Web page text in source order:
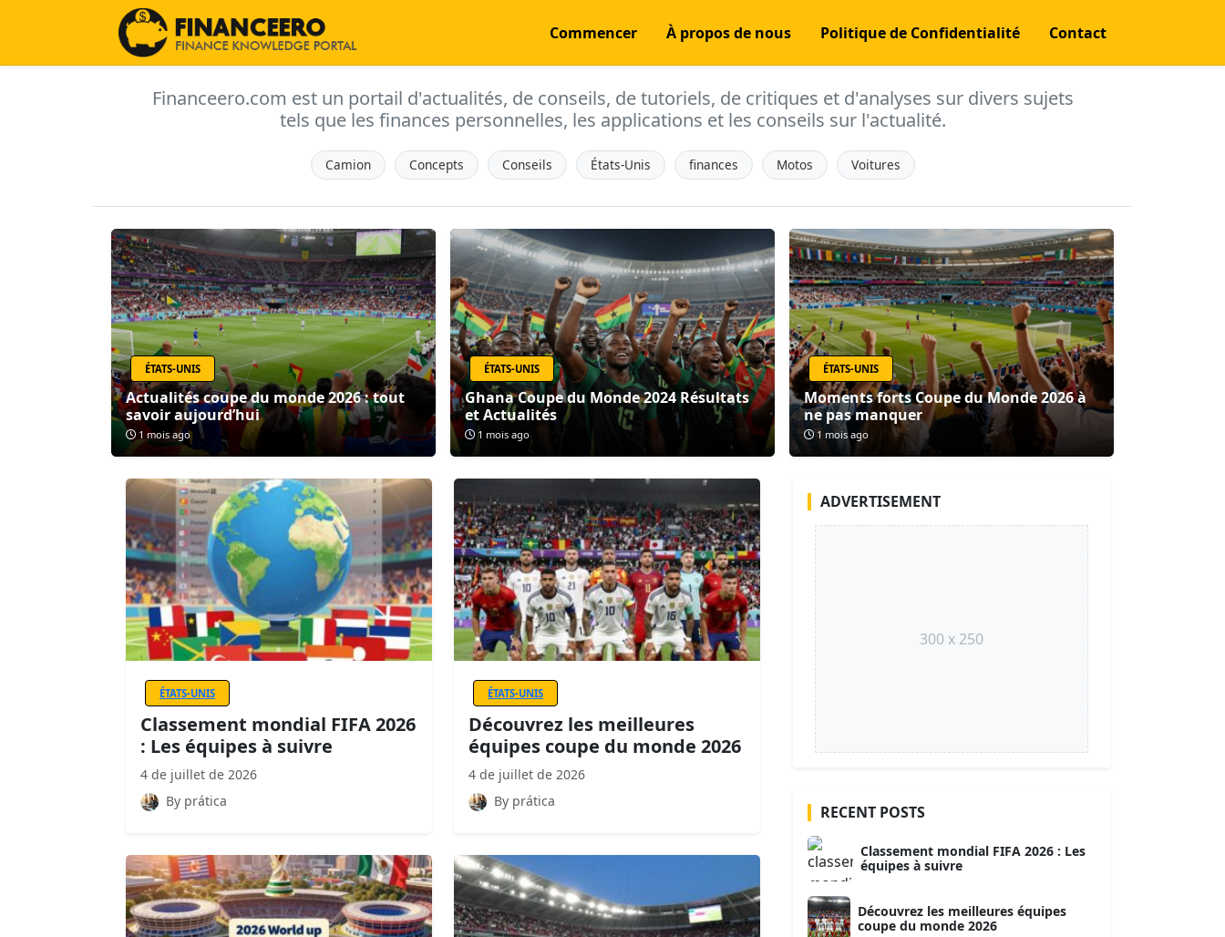
Commencer À propos de nous Politique de Confidentialité Contact
Financeero.com est un portail d'actualités, de conseils, de tutoriels, de critiques et d'analyses sur divers sujets
tels que les finances personnelles, les applications et les conseils sur l'actualité.
Camion Concepts Conseils États-Unis finances Motos Voitures
ÉTATS-UNIS
Actualités coupe du monde 2026 : tout
savoir aujourd’hui
1 mois ago
ÉTATS-UNIS
Ghana Coupe du Monde 2024 Résultats
et Actualités
1 mois ago
ÉTATS-UNIS
Moments forts Coupe du Monde 2026 à
ne pas manquer
1 mois ago
ÉTATS-UNIS
Classement mondial FIFA 2026
: Les équipes à suivre
4 de juillet de 2026
By prática
ÉTATS-UNIS
Découvrez les meilleures
équipes coupe du monde 2026
4 de juillet de 2026
By prática
ADVERTISEMENT
300 x 250
RECENT POSTS
Classement mondial FIFA 2026 : Les
équipes à suivre
Découvrez les meilleures équipes
coupe du monde 2026